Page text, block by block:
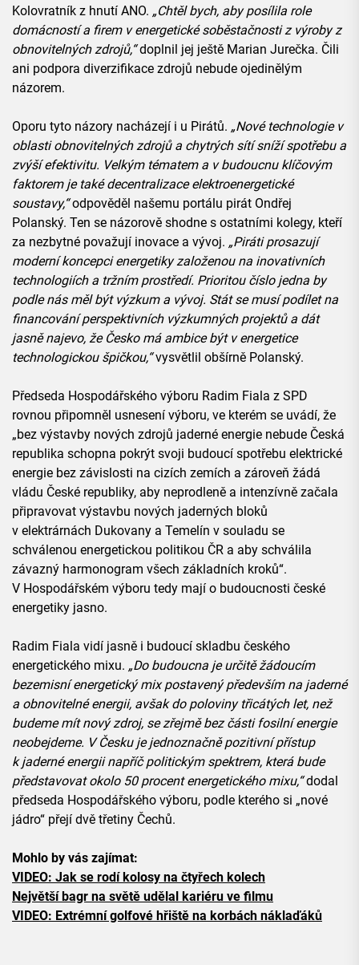
Kolovratník z hnutí ANO. „Chtěl bych, aby posílila role
domácností a firem v energetické soběstačnosti z výroby z
obnovitelných zdrojů,“doplnil jej ještě Marian Jurečka. Čili
ani podpora diverzifikace zdrojů nebude ojedinělým
názorem.
Oporu tyto názory nacházejí i u Pirátů. „Nové technologie v
oblasti obnovitelných zdrojů a chytrých sítí sníží spotřebu a
zvýší efektivitu. Velkým tématem a v budoucnu klíčovým
faktorem je také decentralizace elektroenergetické
soustavy,“odpověděl našemu portálu pirát Ondřej
Polanský. Ten se názorově shodne s ostatními kolegy, kteří
za nezbytné považují inovace a vývoj. „Piráti prosazují
moderní koncepci energetiky založenou na inovativních
technologiích a tržním prostředí. Prioritou číslo jedna by
podle nás měl být výzkum a vývoj. Stát se musí podílet na
financování perspektivních výzkumných projektů a dát
jasně najevo, že Česko má ambice být v energetice
technologickou špičkou,“vysvětlil obšírně Polanský.
Předseda Hospodářského výboru Radim Fiala z SPD
rovnou připomněl usnesení výboru, ve kterém se uvádí, že
„bez výstavby nových zdrojů jaderné energie nebude Česká
republika schopna pokrýt svoji budoucí spotřebu elektrické
energie bez závislosti na cizích zemích a zároveň žádá
vládu České republiky, aby neprodleně a intenzívně začala
připravovat výstavbu nových jaderných bloků
v elektrárnách Dukovany a Temelín v souladu se
schválenou energetickou politikou ČR a aby schválila
závazný harmonogram všech základních kroků“.
V Hospodářském výboru tedy mají o budoucnosti české
energetiky jasno.
Radim Fiala vidí jasně i budoucí skladbu českého
energetického mixu. „Do budoucna je určitě žádoucím
bezemisní energetický mix postavený především na jaderné
a obnovitelné energii, avšak do poloviny třicátých let, než
budeme mít nový zdroj, se zřejmě bez části fosilní energie
neobejdeme. V Česku je jednoznačně pozitivní přístup
k jaderné energii napříč politickým spektrem, která bude
představovat okolo 50 procent energetického mixu,“dodal
předseda Hospodářského výboru, podle kterého si „nové
jádro“ přejí dvě třetiny Čechů.
Mohlo by vás zajímat:
VIDEO: Jak se rodí kolosy na čtyřech kolech
Největší bagr na světě udělal kariéru ve filmu
VIDEO: Extrémní golfové hřiště na korbách náklaďáků